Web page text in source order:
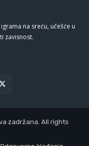
na sreću, učešće u
zavisnost.
zadržana. All rights